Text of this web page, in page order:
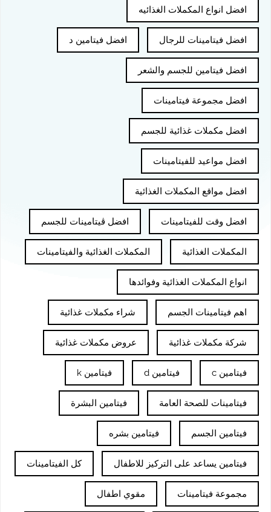
افضل انواع المكملات الغذائيه
افضل فيتامينات للرجال افضل فيتامين د
افضل فيتامين للجسم والشعر
افضل مجموعة فيتامينات
افضل مكملات غذائية للجسم
افضل مواعيد للفيتامينات
افضل مواقع المكملات الغذائية
افضل وقت للفيتامينات افضل ڤيتامينات للجسم
المكملات الغذائية المكملات الغذائية والفيتامينات
انواع المكملات الغذائية وفوائدها
اهم فيتامينات الجسم شراء مكملات غذائية
شركة مكملات غذائية عروض مكملات غذائية
فيتامين c فيتامين d فيتامين k
فيتامينات للصحة العامة فيتامين البشرة
فيتامين الجسم فيتامين بشره
فيتامين يساعد على التركيز للاطفال كل الفيتامينات
مجموعة فيتامينات مقوي اطفال